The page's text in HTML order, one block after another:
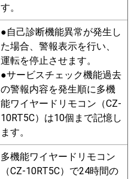
す。
●自己診断機能異常が発生し
た場合、警報表示を行い、
運転を停止させます。
●サービスチェック機能過去
の警報内容を発生順に多機
能ワイヤードリモコン（CZ-
10RT5C）は10個まで記憶し
ます。
多機能ワイヤードリモコン
（CZ-10RT5C）で24時間の